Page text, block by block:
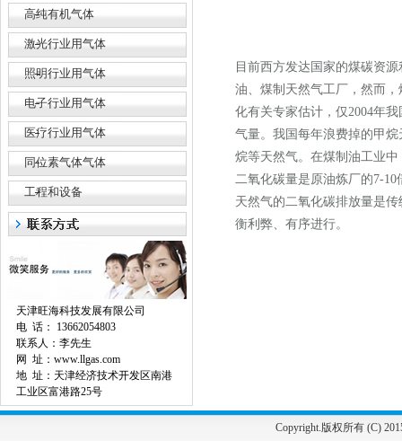
高纯有机气体
激光行业用气体
照明行业用气体
电子行业用气体
医疗行业用气体
同位素气体气体
工程和设备
天津旺海科技发展有限公司
电 话： 13662054803
联系人：李先生
网 址：www.llgas.com
地 址：天津经济技术开发区南港
工业区富港路25号
目前西方发达国家的煤碳资
油、煤制天然气工厂，然而，
化有关专家估计， 仅2004年我
气量。我国每年浪费掉的甲烷
烷等天然气。在煤制油工业中
二氧化碳量是原油炼厂的7-10
天然气的二氧化碳排放量是传
衡利弊、有序进行。
Copyright.版权所有 (C)